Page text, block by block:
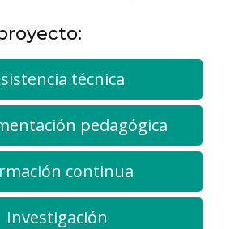
técnica
pedagógica
continua
Investigación